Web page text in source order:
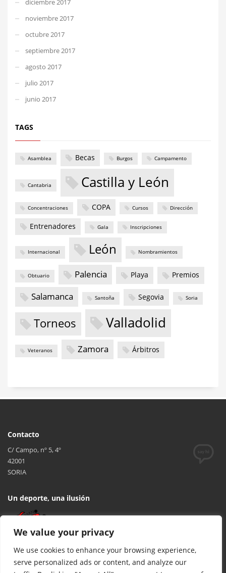
We value your privacy
We use cookies to enhance your browsing experience,
serve personalized ads or content, and analyze our
noviembre 2017
octubre 2017
septiembre 2017
agosto 2017
julio 2017
junio 2017
TAGS
Asamblea Becas Burgos Campamento
Cantabria Castilla y León
Concentraciones COPA Cursos Dirección
Entrenadores Gala Inscripciones
Internacional León Nombramientos
Obtuario Palencia Playa Premios
Salamanca Santoña Segovia Soria
Torneos Valladolid
Veteranos Zamora Árbitros
Contacto
C/ Campo, nº 5, 4º
42001
SORIA
Un deporte, una ilusión